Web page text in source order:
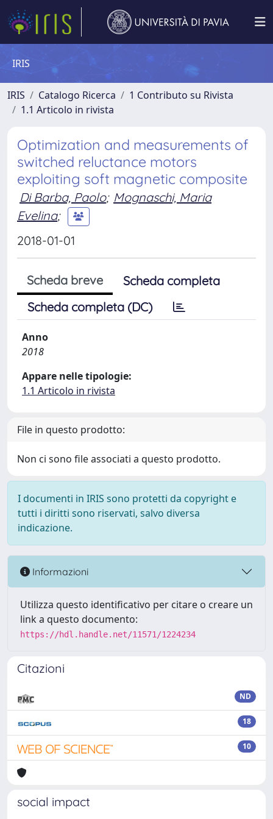
IRIS
IRIS Catalogo Ricerca
1 Contributo su Rivista
1.1 Articolo in rivista
Optimization and measurements of
switched reluctance motors
exploiting soft magnetic composite
Di Barba, Paolo; Mognaschi, Maria
Evelina;
2018-01-01
Scheda breve
Scheda completa
Scheda completa (DC)
Anno
2018
Appare nelle tipologie:
1.1 Articolo in rivista
File in questo prodotto:
Non ci sono file associati a questo prodotto.
I documenti in IRIS sono protetti da copyright e
tutti i diritti sono riservati, salvo diversa
indicazione.
Informazioni
Utilizza questo identificativo per citare o creare un
link a questo documento:
https://hdl.handle.net/11571/1224234
Citazioni
ND
18
10
social impact